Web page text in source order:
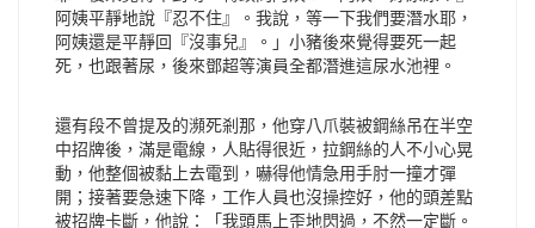
阿姨平靜地說『忍不住』。我說，等一下我們要潛水耶，
阿姨還是平靜回『沒事兒』。」小豬後來覺得要死一起
死，也跟著尿，後來鄧超等演員全都潛進這尿水池裡。
還有段不曾提及的瀕死剎那，他穿八爪裝被鋼絲吊在半空
中招牌後，滿是電線，人貼得很近，拉鋼絲的人不小心晃
動，他整個被黏上去電到，嚇得他情急用手肘一撞才彈
開；接著要急速下降，工作人員也沒操控好，他的頭差點
被招牌卡斷，他說：「我頭馬上歪地閃過，不然一定斷。